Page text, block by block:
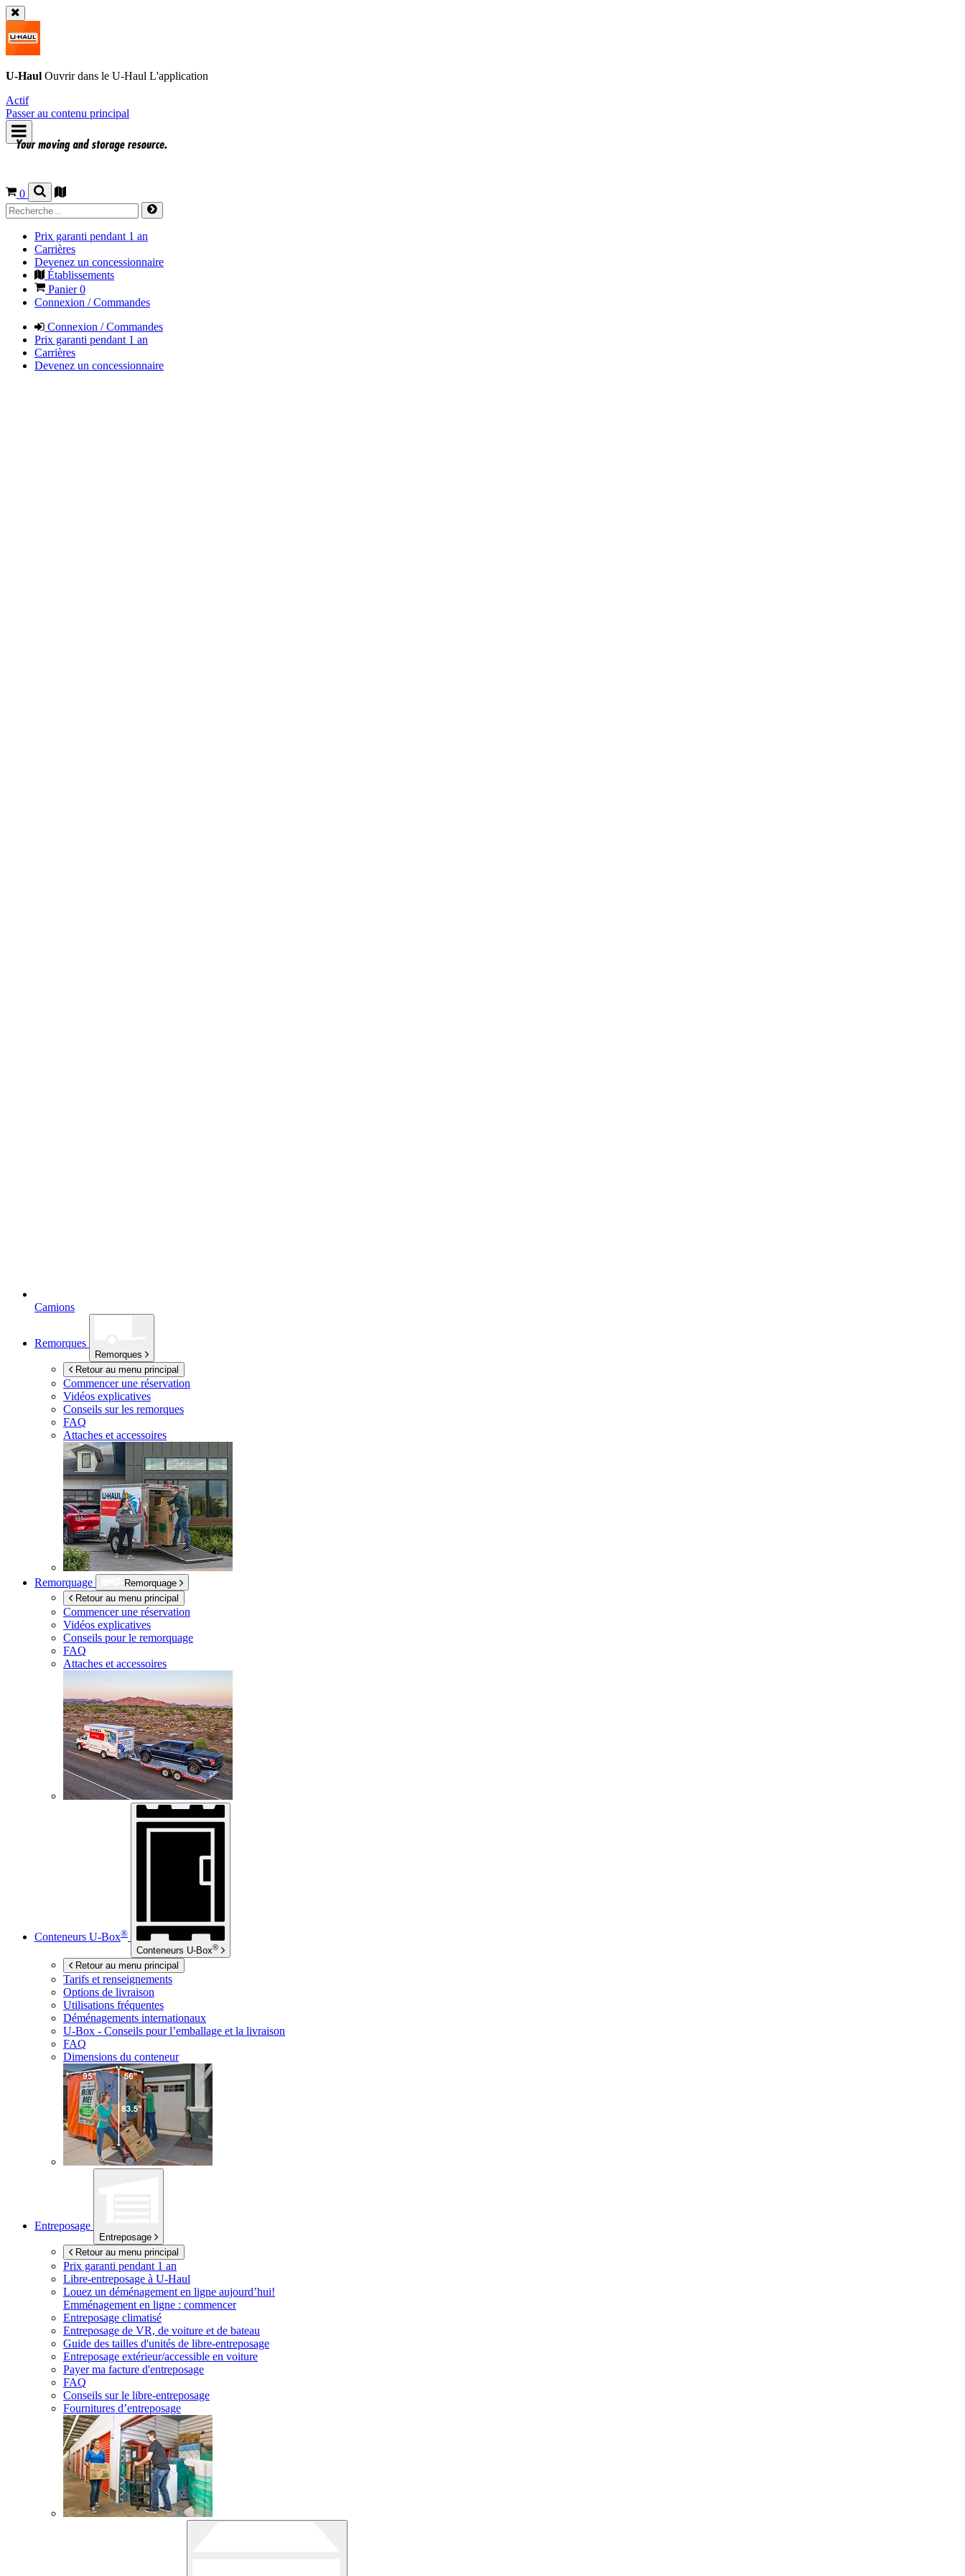
U-Haul Ouvrir dans le U-Haul L'application
Actif
Passer au contenu principal
0
Prix garanti pendant 1 an
Carrières
Devenez un concessionnaire
Établissements
Panier0
Connexion / Commandes
Connexion / Commandes
Prix garanti pendant 1 an
Carrières
Devenez un concessionnaire
Camions
Remorques
Remorques
Retour au menu principal
Commencer une réservation
Vidéos explicatives
Conseils sur les remorques
FAQ
Attaches et accessoires
Remorquage
Remorquage
Retour au menu principal
Commencer une réservation
Vidéos explicatives
Conseils pour le remorquage
FAQ
Attaches et accessoires
Conteneurs U-Box®
Conteneurs U-Box®
Retour au menu principal
Tarifs et renseignements
Options de livraison
Utilisations fréquentes
Déménagements internationaux
U-Box - Conseils pour l’emballage et la livraison
FAQ
Dimensions du conteneur
Entreposage
Entreposage
Retour au menu principal
Prix garanti pendant 1 an
Libre-entreposage à U-Haul
Louez un déménagement en ligne aujourd’hui!
Emménagement en ligne : commencer
Entreposage climatisé
Entreposage de VR, de voiture et de bateau
Guide des tailles d'unités de libre-entreposage
Entreposage extérieur/accessible en voiture
Payer ma facture d'entreposage
FAQ
Conseils sur le libre-entreposage
Fournitures d’entreposage